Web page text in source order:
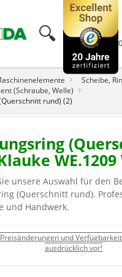
🔍︎
Scheibe,
(Schraube, Welle)
rund) (2)
WE.1209
unsere Auswahl für den
(Querschnitt rund).
und Handwerk.
und
ausdrücklich vor!